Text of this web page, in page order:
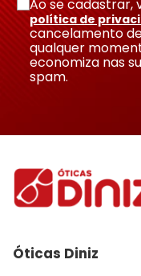
Ao se cadastrar,
política de
cancelamento
qualquer
economiza nas
spam.
Óticas Diniz